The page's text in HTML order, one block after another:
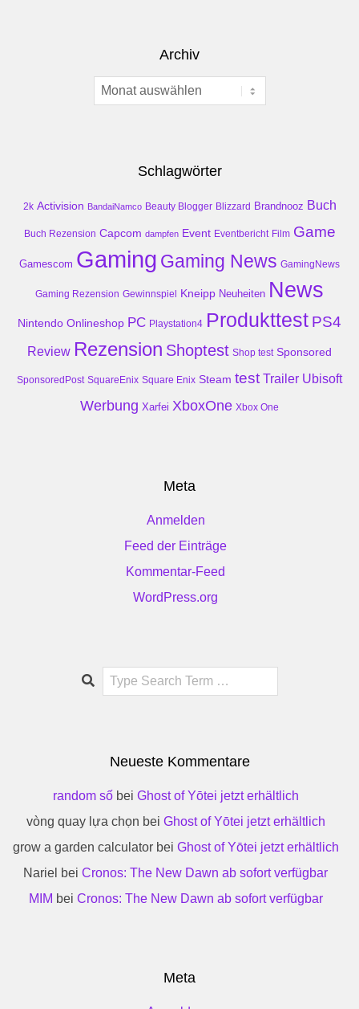
Archiv
Archiv
Schlagwörter
2k Activision BandaiNamco Beauty Blogger Blizzard Brandnooz Buch
Buch Rezension Capcom dampfen Event Eventbericht Film Game
Gamescom Gaming Gaming News GamingNews
Gaming Rezension Gewinnspiel Kneipp Neuheiten News
Nintendo Onlineshop PC Playstation4 Produkttest PS4
Review Rezension Shoptest Shop test Sponsored
SponsoredPost SquareEnix Square Enix Steam test Trailer Ubisoft
Werbung Xarfei XboxOne Xbox One
Meta
Anmelden
Feed der Einträge
Kommentar-Feed
WordPress.org
Search
Neueste Kommentare
random sốbei Ghost of Yōtei jetzt erhältlich
vòng quay lựa chọn bei Ghost of Yōtei jetzt erhältlich
grow a garden calculatorbei Ghost of Yōtei jetzt erhältlich
Nariel bei Cronos: The New Dawn ab sofort verfügbar
MIM bei Cronos: The New Dawn ab sofort verfügbar
Meta